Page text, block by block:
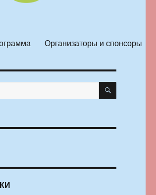
Организаторы и спонсоры
ПОИСК